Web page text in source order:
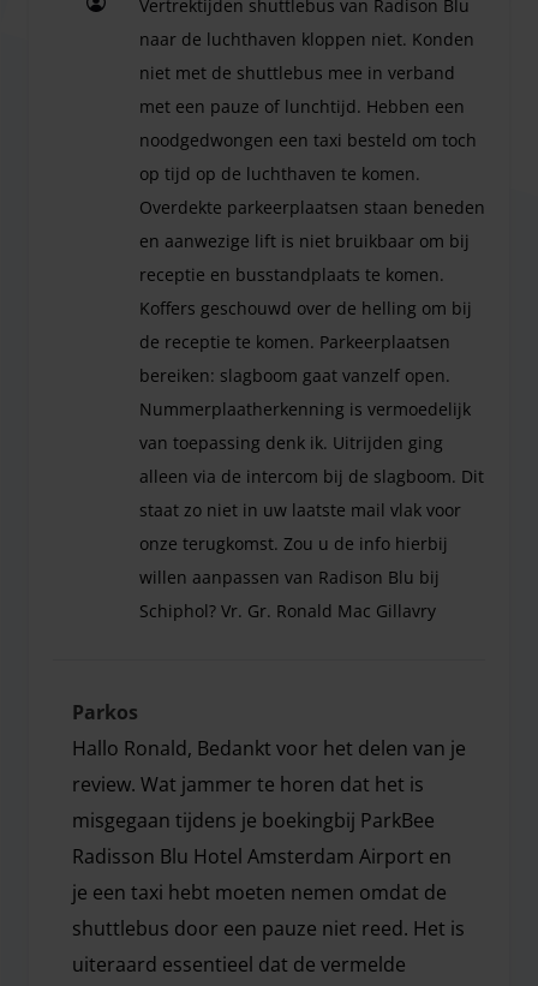
— a great start to your journey.
At the Radisson Blu Hotel Amsterdam Airport, you park
your car indoors in the hotel’s parking facility.Please note:
Radisson Blu Hotel charges a one-time fee of €5 per person
for the shuttle bus.
Vertrektijden shuttlebus van Radison Blu
naar de luchthaven kloppen niet. Konden
niet met de shuttlebus mee in verband
met een pauze of lunchtijd. Hebben een
noodgedwongen een taxi besteld om toch
op tijd op de luchthaven te komen.
Overdekte parkeerplaatsen staan beneden
en aanwezige lift is niet bruikbaar om bij
receptie en busstandplaats te komen.
Koffers geschouwd over de helling om bij
de receptie te komen. Parkeerplaatsen
bereiken: slagboom gaat vanzelf open.
Nummerplaatherkenning is vermoedelijk
van toepassing denk ik. Uitrijden ging
alleen via de intercom bij de slagboom. Dit
staat zo niet in uw laatste mail vlak voor
onze terugkomst. Zou u de info hierbij
willen aanpassen van Radison Blu bij
Schiphol? Vr. Gr. Ronald Mac Gillavry
Parkos
Hallo Ronald, Bedankt voor het delen van je
review. Wat jammer te horen dat het is
misgegaan tijdens je boekingbij ParkBee
Radisson Blu Hotel Amsterdam Airport en
je een taxi hebt moeten nemen omdat de
shuttlebus door een pauze niet reed. Het is
uiteraard essentieel dat de vermelde